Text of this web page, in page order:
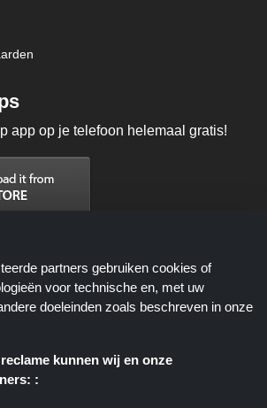
app op je telefoon helemaal gratis!
die u deals, kortingen en kortingscodes biedt;
partners gebruiken cookies of
voor technische en, met uw
doeleinden zoals beschreven in onze
kunnen wij en onze
: